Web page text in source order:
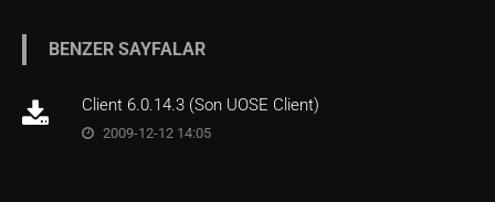
BENZER SAYFALAR
Client 6.0.14.3 (Son UOSE Client)
2009-12-12 14:05